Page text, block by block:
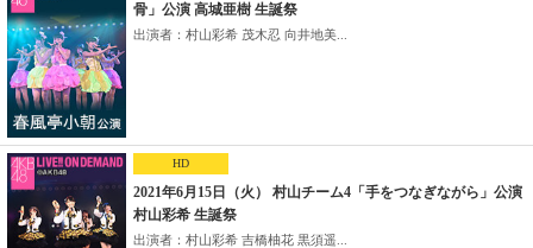
骨」公演 高城亜樹 生誕祭
出演者：村山彩希 茂木忍 向井地美...
HD
2021年6月15日（火） 村山チーム4「手をつなぎながら」公演
村山彩希 生誕祭
出演者：村山彩希 吉橋柚花 黒須遥...